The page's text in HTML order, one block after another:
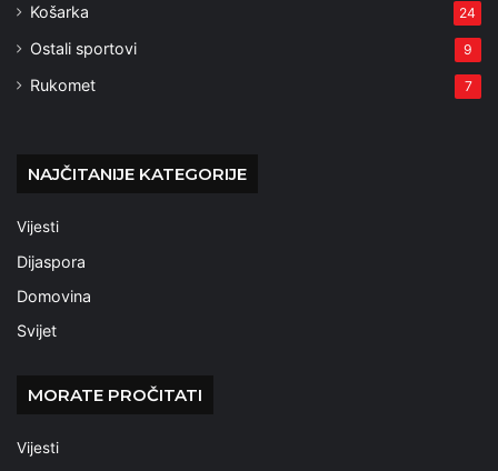
Košarka 24
Ostali sportovi 9
Rukomet 7
NAJČITANIJE KATEGORIJE
Vijesti
Dijaspora
Domovina
Svijet
MORATE PROČITATI
Vijesti